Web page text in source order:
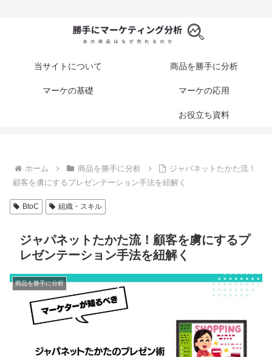
当サイトについて 商品を勝手に分析
マーケの基礎 マーケの応用
お役立ち資料
ホーム 商品を勝手に分析
ジャパネットたかた流！
顧客を虜にするプレゼンテーション手法を紐解く
BtoC 組織・スキル
ジャパネットたかた流！顧客を虜にするプ
レゼンテーション手法を紐解く
商品を勝手に分析